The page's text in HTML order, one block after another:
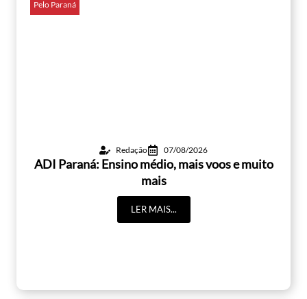
Pelo Paraná
Redação 07/08/2026
ADI Paraná: Ensino médio, mais voos e muito
mais
LER MAIS...